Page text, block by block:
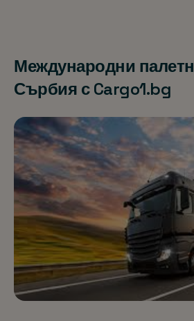
Международни
Сърбия с Cargo1.bg